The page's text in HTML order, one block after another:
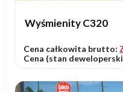
Wyśmienity C320
Cena całkowita brutto:
Cena (stan